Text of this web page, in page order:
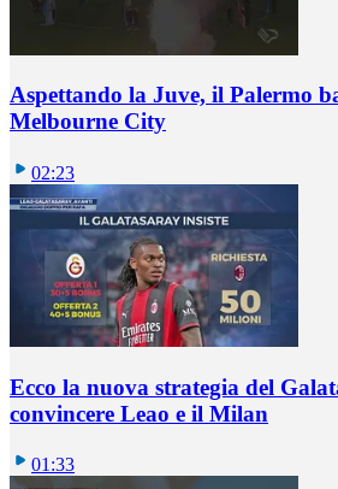
Aspettando la Juve, il Palermo
Melbourne City
02:23
Ecco la nuova strategia del
convincere Leao e il Milan
01:33